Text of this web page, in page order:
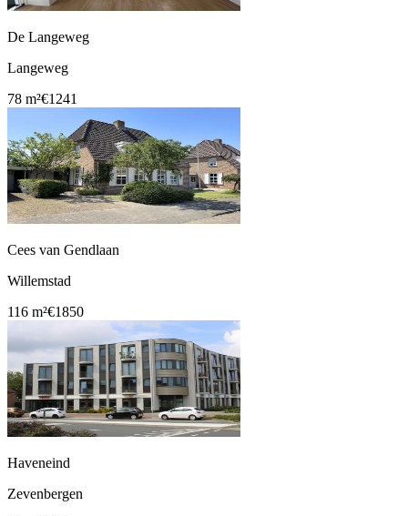
De Langeweg
Langeweg
78 m²€1241
Cees van Gendlaan
Willemstad
116 m²€1850
Haveneind
Zevenbergen